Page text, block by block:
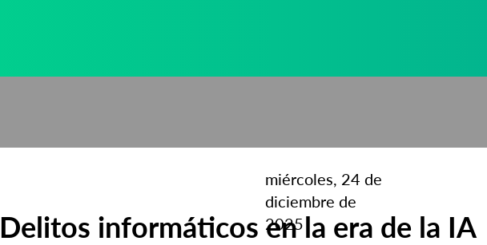
miércoles, 24 de
diciembre de
2025
Delitos informáticos en la era de la IA